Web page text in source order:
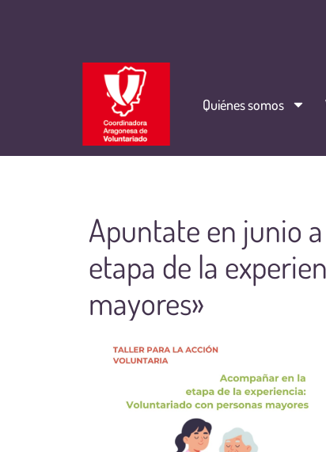
Quiénes somos
Apuntate en junio
etapa de la
mayores»